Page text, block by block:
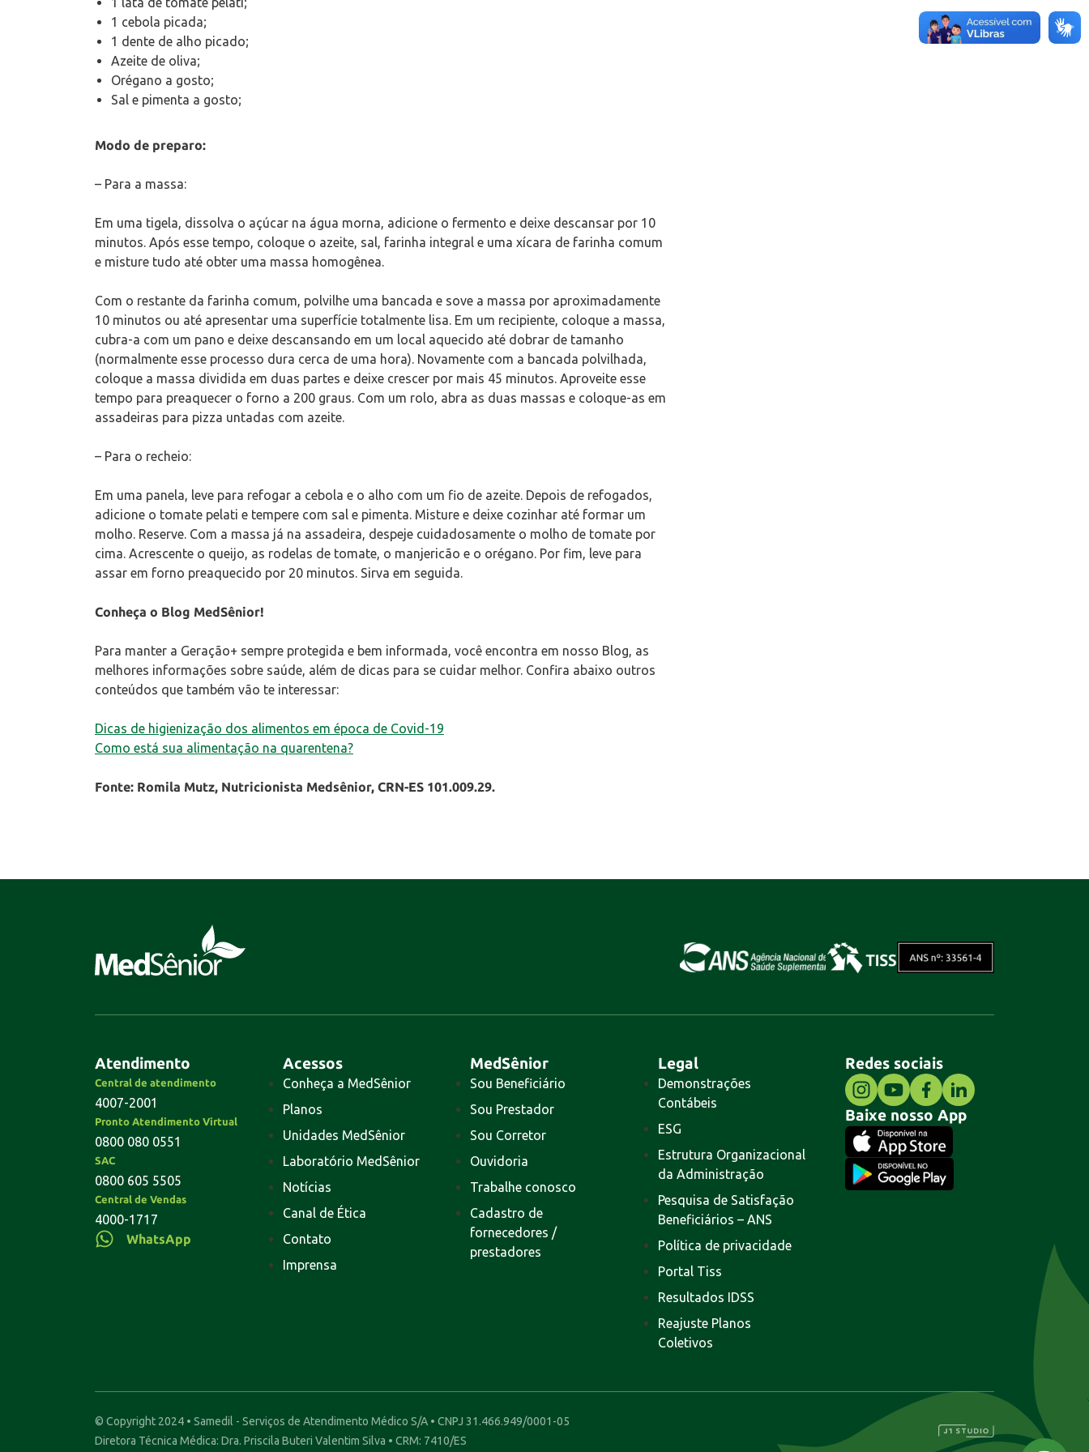
1 cebola picada;
1 dente de alho picado;
Azeite de oliva;
Orégano a gosto;
Sal e pimenta a gosto;
Modo de preparo:
– Para a massa:
Em uma tigela, dissolva o açúcar na água morna, adicione o fermento e deixe descansar por 10
minutos. Após esse tempo, coloque o azeite, sal, farinha integral e uma xícara de farinha comum
e misture tudo até obter uma massa homogênea.
Com o restante da farinha comum, polvilhe uma bancada e sove a massa por aproximadamente
10 minutos ou até apresentar uma superfície totalmente lisa. Em um recipiente, coloque a massa,
cubra-a com um pano e deixe descansando em um local aquecido até dobrar de tamanho
(normalmente esse processo dura cerca de uma hora). Novamente com a bancada polvilhada,
coloque a massa dividida em duas partes e deixe crescer por mais 45 minutos. Aproveite esse
tempo para preaquecer o forno a 200 graus. Com um rolo, abra as duas massas e coloque-as em
assadeiras para pizza untadas com azeite.
– Para o recheio:
Em uma panela, leve para refogar a cebola e o alho com um fio de azeite. Depois de refogados,
adicione o tomate pelati e tempere com sal e pimenta. Misture e deixe cozinhar até formar um
molho. Reserve. Com a massa já na assadeira, despeje cuidadosamente o molho de tomate por
cima. Acrescente o queijo, as rodelas de tomate, o manjericão e o orégano. Por fim, leve para
assar em forno preaquecido por 20 minutos. Sirva em seguida.
Conheça o Blog MedSênior!
Para manter a Geração+ sempre protegida e bem informada, você encontra em nosso Blog, as
melhores informações sobre saúde, além de dicas para se cuidar melhor. Confira abaixo outros
conteúdos que também vão te interessar:
Dicas de higienização dos alimentos em época de Covid-19
Como está sua alimentação na quarentena?
Fonte: Romila Mutz, Nutricionista Medsênior, CRN-ES 101.009.29.
Atendimento
Central de atendimento
4007-2001
Pronto Atendimento Virtual
0800 080 0551
SAC
0800 605 5505
Central de Vendas
4000-1717
WhatsApp
Acessos
Conheça a MedSênior
Planos
Unidades MedSênior
Laboratório MedSênior
Notícias
Canal de Ética
Contato
Imprensa
MedSênior
Sou Beneficiário
Sou Prestador
Sou Corretor
Ouvidoria
Trabalhe conosco
Cadastro de
fornecedores /
prestadores
Legal
Demonstrações
Contábeis
ESG
Estrutura Organizacional
da Administração
Pesquisa de Satisfação
Beneficiários – ANS
Política de privacidade
Portal Tiss
Resultados IDSS
Reajuste Planos
Coletivos
Redes sociais
Baixe nosso App
© Copyright 2024 • Samedil - Serviços de Atendimento Médico S/A • CNPJ 31.466.949/0001-05
Diretora Técnica Médica: Dra. Priscila Buteri Valentim Silva • CRM: 7410/ES